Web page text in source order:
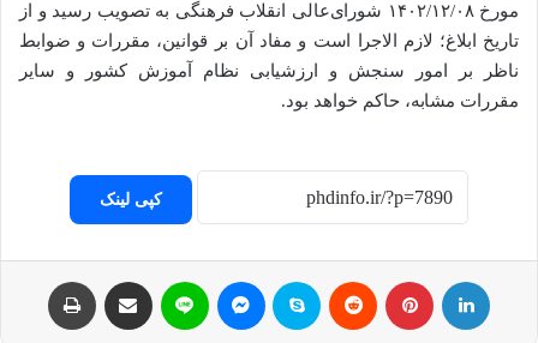
مورخ ۱۴۰۲/۱۲/۰۸ شورای‌­عالی انقلاب فرهنگی به تصویب رسید و از
تاریخ ابلاغ؛ لازم الاجرا است و مفاد آن بر قوانین، مقررات و ضوابط
ناظر بر امور سنجش و ارزشیابی نظام آموزش کشور و سایر
مقررات مشابه، حاکم خواهد بود.
کپی لینک